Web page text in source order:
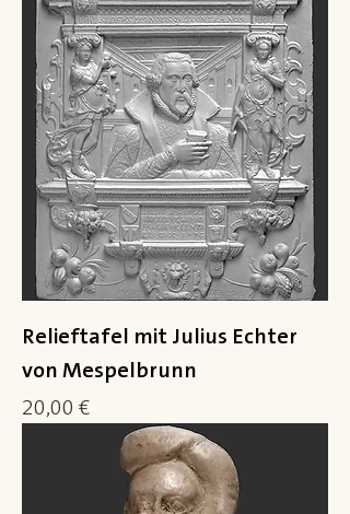
Relieftafel mit Julius Echter
von Mespelbrunn
Preis
20,00 €